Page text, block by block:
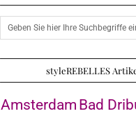
styleREBELLES
Amsterdam Bad